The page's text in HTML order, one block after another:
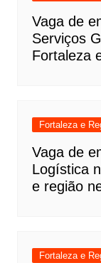
Vaga de
Serviços
Fortaleza
Fortaleza e
Vaga de
Logística
e região
Fortaleza e